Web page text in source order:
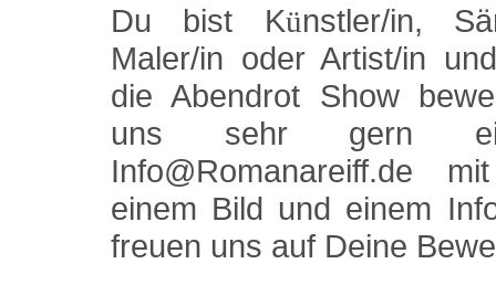
Du bist Künstler/in,
Maler/in oderArtist/in
die Abendrot Show
uns sehr gern
Info@Romanareiff.de
einem Bild und einem
freuen uns auf Deine